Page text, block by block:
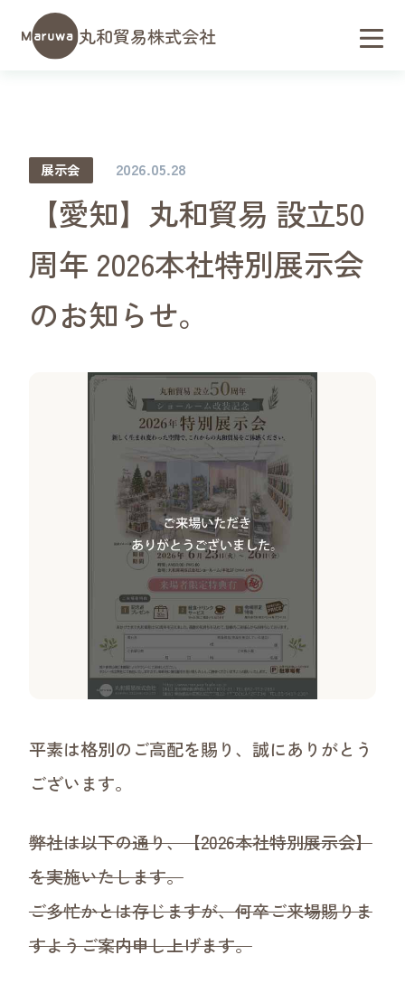
丸和貿易株式会社
会社概要／アクセス
ご挨拶・理念・ビジョン
ワークショップについて
デジタルカタログ
販促POPダウンロード
お取引について
展示会 2026.05.28
【愛知】丸和貿易 設立50
周年 2026本社特別展示会
のお知らせ。
平素は格別のご高配を賜り、誠にありがとう
ございます。
弊社は以下の通り、【2026本社特別展示会】
を実施いたします。
ご多忙かとは存じますが、何卒ご来場賜りま
すようご案内申し上げます。